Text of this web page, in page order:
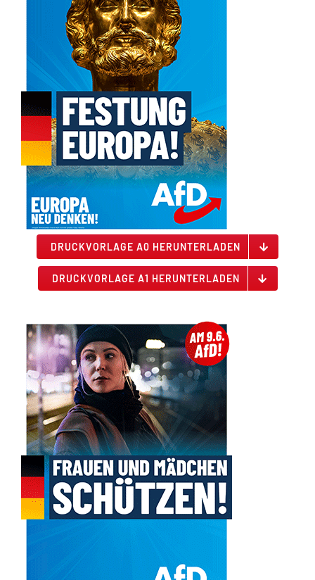
DRUCKVORLAGE A0 HERUNTERLADEN
DRUCKVORLAGE A1 HERUNTERLADEN